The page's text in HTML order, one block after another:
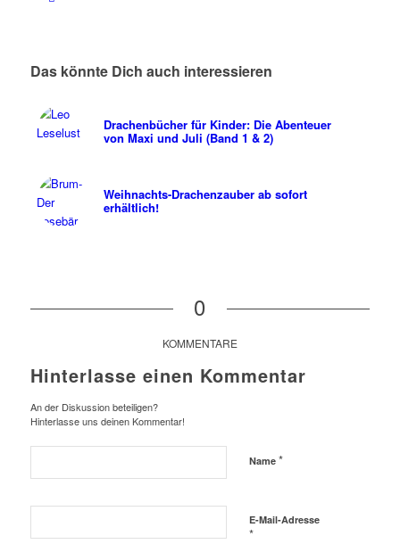
Das könnte Dich auch interessieren
Drachenbücher für Kinder: Die Abenteuer
von Maxi und Juli (Band 1 & 2)
Weihnachts-Drachenzauber ab sofort
erhältlich!
0
KOMMENTARE
Hinterlasse einen Kommentar
An der Diskussion beteiligen?
Hinterlasse uns deinen Kommentar!
Name *
E-Mail-Adresse
*